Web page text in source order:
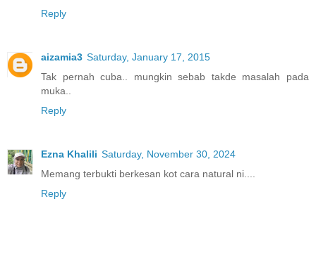
Reply
aizamia3 Saturday, January 17, 2015
Tak pernah cuba.. mungkin sebab takde masalah pada
muka..
Reply
Ezna Khalili Saturday, November 30, 2024
Memang terbukti berkesan kot cara natural ni....
Reply